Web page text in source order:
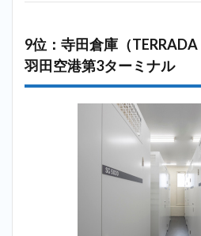
9位：寺田倉庫（TERRADA
羽田空港第3ターミナル